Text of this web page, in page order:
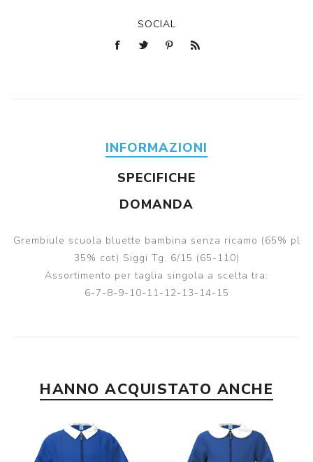
SOCIAL
INFORMAZIONI
SPECIFICHE
DOMANDA
Grembiule scuola bluette bambina senza ricamo (65% pl
35% cot) Siggi Tg. 6/15 (65-110)
Assortimento per taglia singola a scelta tra:
6-7-8-9-10-11-12-13-14-15
HANNO ACQUISTATO ANCHE